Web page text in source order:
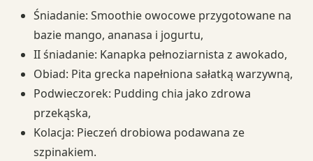
Śniadanie: Smoothie owocowe przygotowane na
bazie mango, ananasa i jogurtu,
II śniadanie: Kanapka pełnoziarnista z awokado,
Obiad: Pita grecka napełniona sałatką warzywną,
Podwieczorek: Pudding chia jako zdrowa
przekąska,
Kolacja: Pieczeń drobiowa podawana ze
szpinakiem.